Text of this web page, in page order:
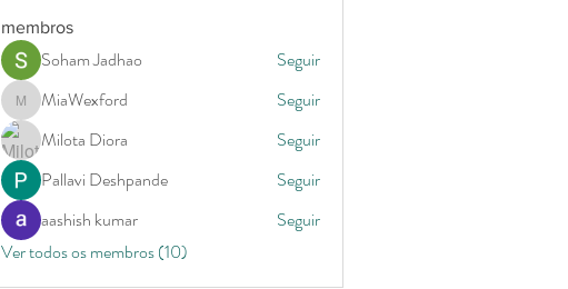
membros
Soham Jadhao Seguir
MiaWexford
MiaWexford
Seguir
Milota Diora
Seguir
Pallavi Deshpande
Seguir
aashish kumar
Seguir
Ver todos os membros (10)